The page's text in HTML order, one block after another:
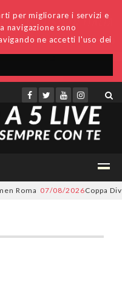
per migliorare i servizi e
navigazione sono
ne accetti l'uso dei
Redazione
Roma 07/08/2026 Coppa